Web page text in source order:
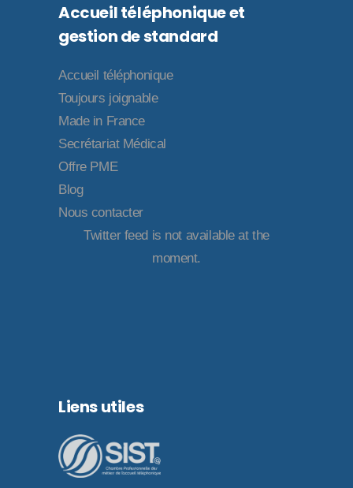
Accueil téléphonique et
gestion de standard
Accueil téléphonique
Toujours joignable
Made in France
Secrétariat Médical
Offre PME
Blog
Nous contacter
Twitter feed is not available at the
moment.
Liens utiles